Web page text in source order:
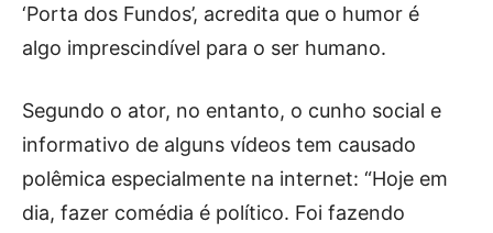
‘Porta dos Fundos’, acredita que o humor é
algo imprescindível para o ser humano.
Segundo o ator, no entanto, o cunho social e
informativo de alguns vídeos tem causado
polêmica especialmente na internet: “Hoje em
dia, fazer comédia é político. Foi fazendo